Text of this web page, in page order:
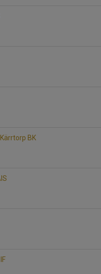
BK